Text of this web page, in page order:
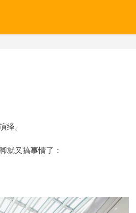
绎。
就又搞事情了：